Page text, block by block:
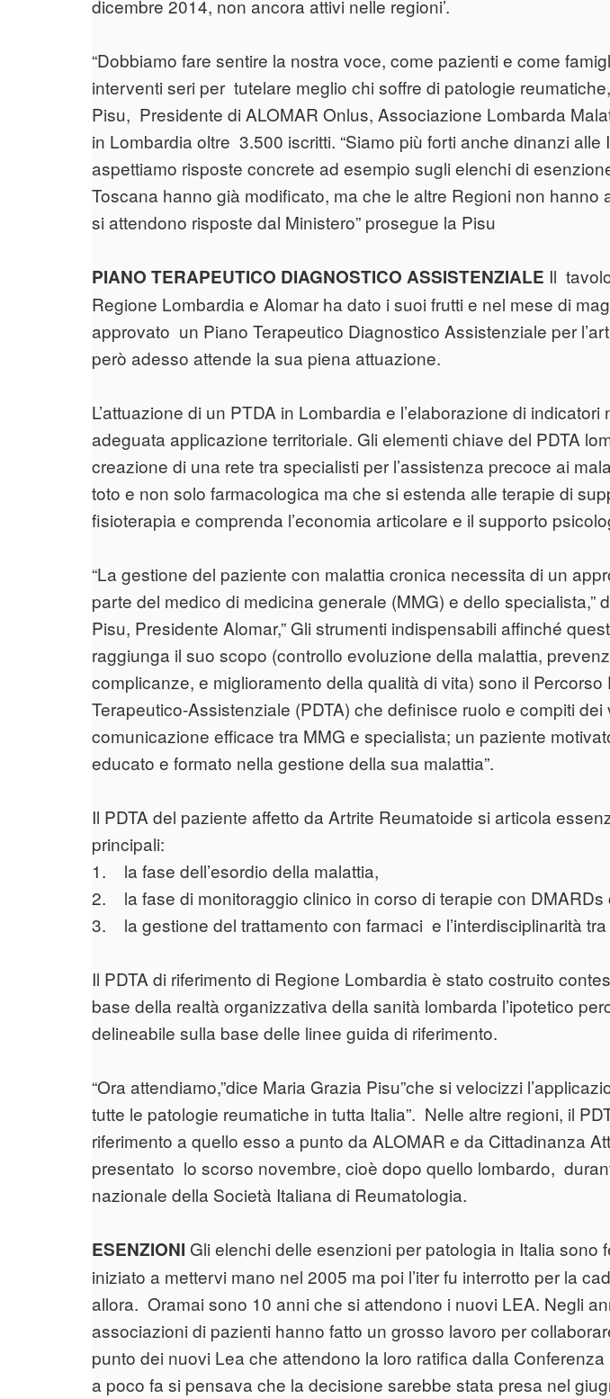
dicembre 2014, non ancora attivi nelle regioni’.
“Dobbiamo fare sentire la nostra voce, come pazienti e come
interventi seri per tutelare meglio chi soffre di patologie
Pisu, Presidente di ALOMAR Onlus, Associazione Lombarda
in Lombardia oltre 3.500 iscritti. “Siamo più forti anche dinanzi alle
aspettiamo risposte concrete ad esempio sugli elenchi di
Toscana hanno già modificato, ma che le altre Regioni non hanno
si attendono risposte dal Ministero” prosegue la Pisu
PIANO TERAPEUTICO DIAGNOSTICO ASSISTENZIALE Il
Regione Lombardia e Alomar ha dato i suoi frutti e nel mese di
approvato un Piano Terapeutico Diagnostico Assistenziale per
però adesso attende la sua piena attuazione.
L’attuazione di un PTDA in Lombardia e l’elaborazione di
adeguata applicazione territoriale. Gli elementi chiave del PDTA
creazione di una rete tra specialisti per l’assistenza precoce ai
toto e non solo farmacologica ma che si estenda alle terapie di
fisioterapia e comprenda l’economia articolare e il supporto
“La gestione del paziente con malattia cronica necessita di un
parte del medico di medicina generale (MMG) e dello specialista,”
Pisu, Presidente Alomar,” Gli strumenti indispensabili affinché
raggiunga il suo scopo (controllo evoluzione della malattia,
complicanze, e miglioramento della qualità di vita) sono il Percorso
Terapeutico-Assistenziale (PDTA) che definisce ruolo e compiti dei
comunicazione efficace tra MMG e specialista; un paziente
educato e formato nella gestione della sua malattia”.
Il PDTA del paziente affetto da Artrite Reumatoide si articola
principali:
1. la fase dell’esordio della malattia,
2. la fase di monitoraggio clinico in corso di terapie con DMARDs
3. la gestione del trattamento con farmaci e l’interdisciplinarità
Il PDTA di riferimento di Regione Lombardia è stato costruito
base della realtà organizzativa della sanità lombarda l’ipotetico
delineabile sulla base delle linee guida di riferimento.
“Ora attendiamo,”dice Maria Grazia Pisu”che si velocizzi
tutte le patologie reumatiche in tutta Italia”. Nelle altre regioni, il
riferimento a quello esso a punto da ALOMAR e da Cittadinanza
presentato lo scorso novembre, cioè dopo quello lombardo,
nazionale della Società Italiana di Reumatologia.
ESENZIONI Gli elenchi delle esenzioni per patologia in Italia sono
iniziato a mettervi mano nel 2005 ma poi l’iter fu interrotto per la
allora. Oramai sono 10 anni che si attendono i nuovi LEA. Negli
associazioni di pazienti hanno fatto un grosso lavoro per
punto dei nuovi Lea che attendono la loro ratifica dalla
a poco fa si pensava che la decisione sarebbe stata presa nel